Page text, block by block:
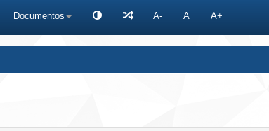
Documentos A- A A+